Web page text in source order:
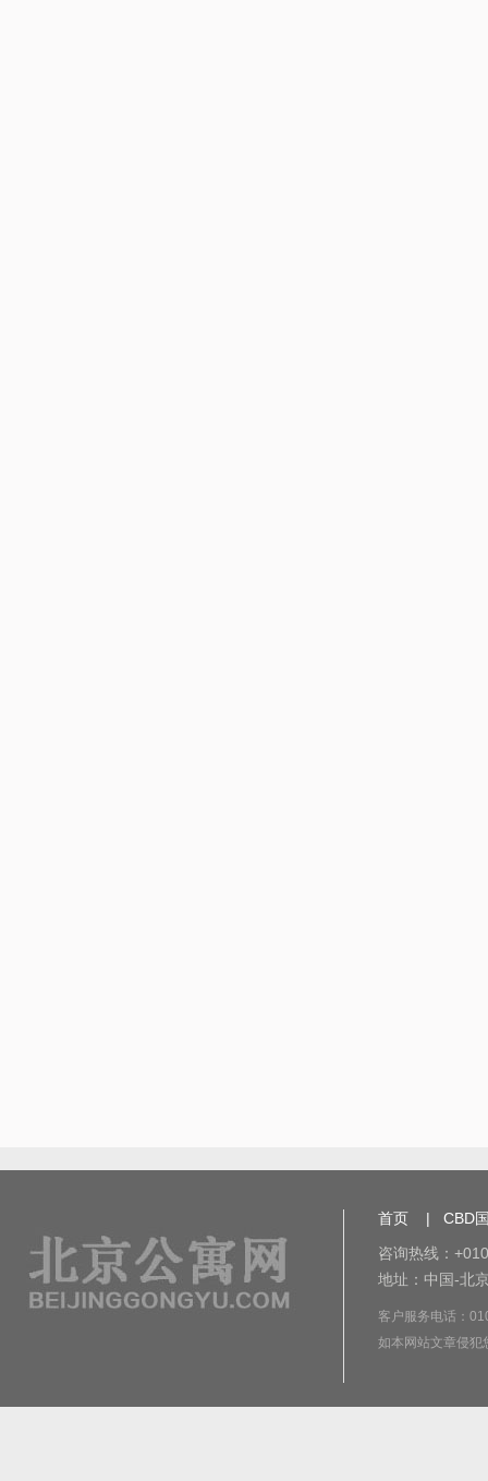
首页 |
CBD
咨询热线：
地址：中国-北
客户服务电话：
如本网站文章侵犯